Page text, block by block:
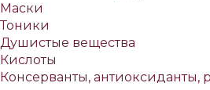
Маски
Тоники
Душистые вещества
Кислоты
Консерванты, антиоксиданты,